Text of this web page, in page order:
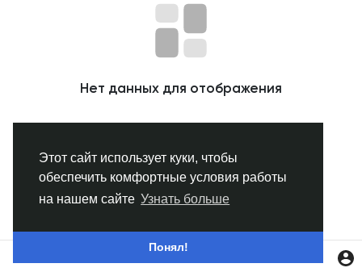
Этот сайт использует куки, чтобы
обеспечить комфортные условия работы
на нашем сайте Узнать больше
Понял!
Популярные посты
Найти сообщения
Нет данных для отображения